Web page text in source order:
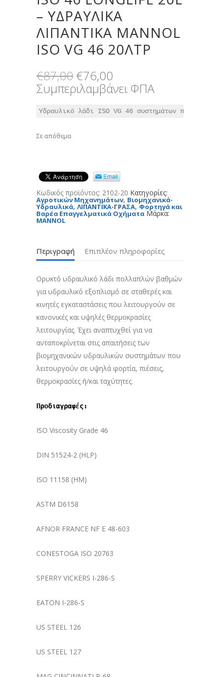
– ΥΔΡΑΥΛΙΚΑ
ΛΙΠΑΝΤΙΚΑ MANNOL
ISO VG 46 20ΛΤΡ
€87,00 Original
price
was:
€87,00.
€76,00
τρέχουσα
είναι:
Συμπεριλαμβάνει ΦΠΑ
Υδραυλικό λάδι ISO VG 46 συστημάτων που
Σε απόθεμα
Κωδικός προϊόντος: 2102-20 Κατηγορίες:
Αγροτικών Μηχανημάτων, Βιομηχανικά-
Υδραυλικά, ΛΙΠΑΝΤΙΚΑ-ΓΡΑΣΑ, Φορτηγά και
Βαρέα Επαγγελματικά Οχήματα Μάρκα:
MANNOL
Περιγραφή Επιπλέον πληροφορίες
Ορυκτό υδραυλικό λάδι πολλαπλών βαθμών
για υδραυλικό εξοπλισμό σε σταθερές και
κινητές εγκαταστάσεις που λειτουργούν σε
κανονικές και υψηλές θερμοκρασίες
λειτουργίας. Έχει αναπτυχθεί για να
ανταποκρίνεται στις απαιτήσεις των
βιομηχανικών υδραυλικών συστημάτων που
λειτουργούν σε υψηλά φορτία, πιέσεις,
θερμοκρασίες ή/και ταχύτητες.
Προδιαγραφές:
ISO Viscosity Grade 46
DIN 51524-2 (HLP)
ISO 11158 (HM)
ASTM D6158
AFNOR FRANCE NF E 48-603
CONESTOGA ISO 20763
SPERRY VICKERS I-286-S
EATON I-286-S
US STEEL 126
US STEEL 127